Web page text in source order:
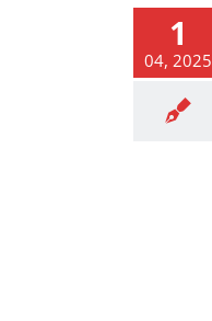
1
04, 2025
Design Technology